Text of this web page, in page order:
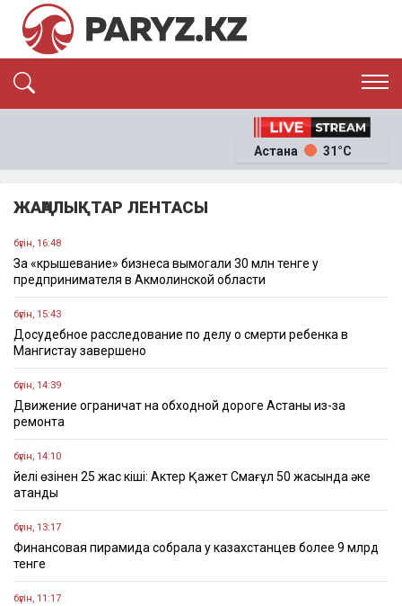
ЭКОНОМИКА
ОҚИҒА
Астана 31°C
ЖАҢАЛЫҚТАР ЛЕНТАСЫ
бүгін, 16:48
За «крышевание» бизнеса вымогали 30 млн тенге у
предпринимателя в Акмолинской области
бүгін, 15:43
Досудебное расследование по делу о смерти ребенка в
Мангистау завершено
бүгін, 14:39
Движение ограничат на обходной дороге Астаны из-за
ремонта
бүгін, 14:10
Әйелі өзінен 25 жас кіші: Актер Қажет Смағұл 50 жасында әке
атанды
бүгін, 13:17
Финансовая пирамида собрала у казахстанцев более 9 млрд
тенге
бүгін, 11:17